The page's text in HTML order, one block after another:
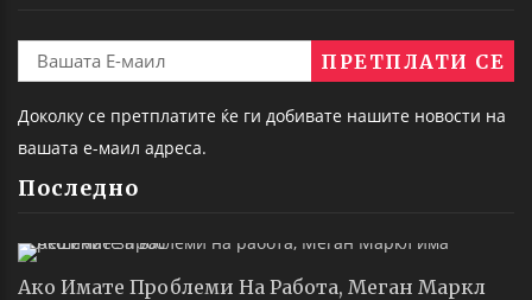
Доколку се претплатите ќе ги добивате нашите новости на
вашата е-маил адреса.
Последно
Ако Имате Проблеми На Работа, Меган Маркл